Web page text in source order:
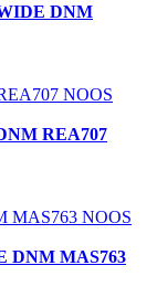
DNM
REA707
DNM MAS763